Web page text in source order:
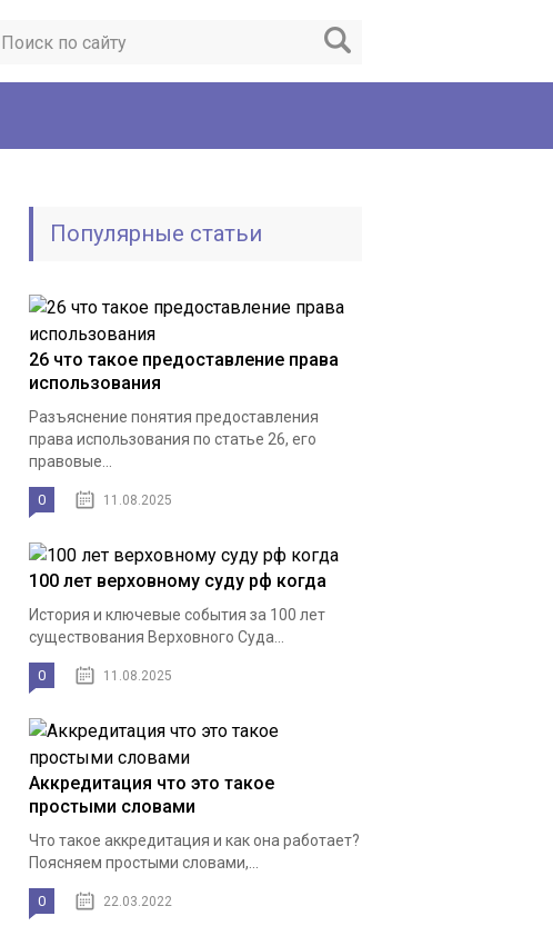
Популярные статьи
26 что такое предоставление права
использования
Разъяснение понятия предоставления
права использования по статье 26, его
правовые...
0 11.08.2025
100 лет верховному суду рф когда
История и ключевые события за 100 лет
существования Верховного Суда...
0 11.08.2025
Аккредитация что это такое
простыми словами
Что такое аккредитация и как она работает?
Поясняем простыми словами,...
0 22.03.2022